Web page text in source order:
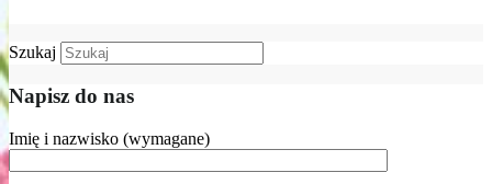
Szukaj
Napisz do nas
Imię i nazwisko (wymagane)